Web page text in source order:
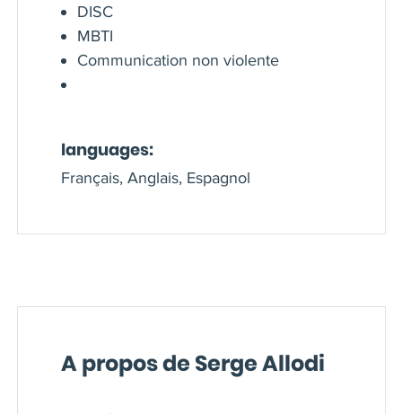
DISC
MBTI
Communication non violente
languages:
Français, Anglais, Espagnol
A propos de Serge Allodi